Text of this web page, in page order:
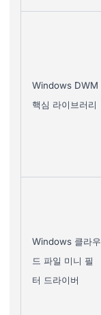
Windows DWM
핵심 라이브러리
Windows 클라우
드 파일 미니 필
터 드라이버